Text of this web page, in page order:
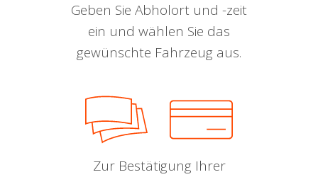
Geben Sie Abholort und -zeit
ein und wählen Sie das
gewünschte Fahrzeug aus.
Zur Bestätigung Ihrer